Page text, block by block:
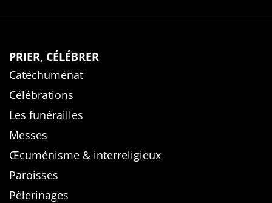
PRIER, CÉLÉBRER
Catéchuménat
Célébrations
Les funérailles
Messes
Œcuménisme & interreligieux
Paroisses
Pèlerinages